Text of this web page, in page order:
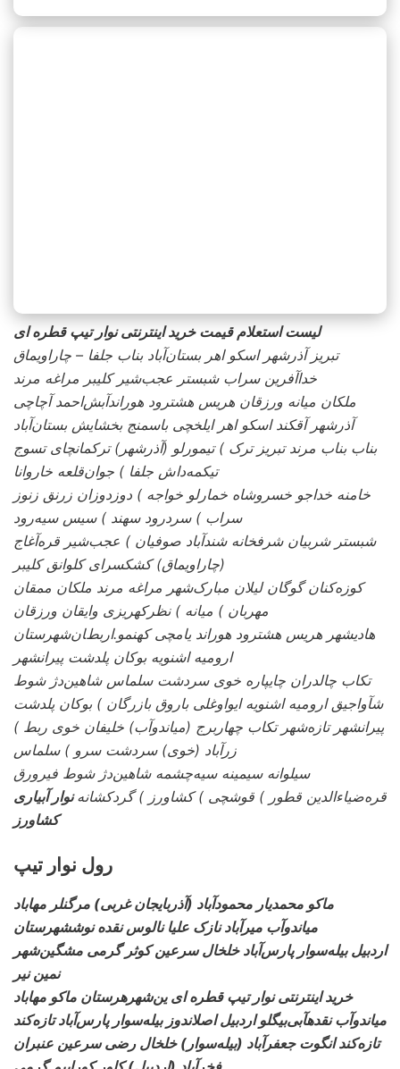
لیست استعلام قیمتخرید اینترنتی نوار تیپ قطره ای
تبریز آذرشهر اسکو اهر بستان‌آباد بناب جلفا – چاراویماق
ملکان میانه ورزقان هریس هشترود هوراندآبش‌احمد آچاچی
آذرشهر آقکند اسکو اهر ایلخچی باسمنج بخشایش بستان‌آباد
بناب بناب مرند تبریز ترک ) تیمورلو (آذرشهر) ترکمانچای تسوج
تیکمه‌داش جلفا ) جوان‌قلعه خاروانا
خامنه خداجو خسروشاه خمارلو خواجه ) دوزدوزان زرنق زنوز
سراب ) سردرود سهند ) سیس سیه‌رود
شبستر شربیان شرفخانه شندآباد صوفیان ) عجب‌شیر قره‌آغاج
(چاراویماق) کشکسرای کلوانق کلیبر
کوزه‌کنان گوگان لیلان مبارک‌شهر مراغه مرند ملکان ممقان
مهربان ) میانه ) نظرکهریزی وایقان ورزقان
هادیشهر هریس هشترود هوراند یامچی کهنمو.اﺭﺑﻂﺎﻥشهرستان
ارومیه اشنویه بوکان پلدشت پیرانشهر
تکاب چالدران چایپاره خوی سردشت سلماس شاهین‌دژ شوط
شآواجیق ارومیه اشنویه ایواوغلی باروق بازرگان ) بوکان پلدشت
پیرانشهر تازه‌شهر تکاب چهاربرج (میاندوآب) خلیفان خوی ربط )
زرآباد (خوی) سردشت سرو ) سلماس
سیلوانه سیمینه سیه‌چشمه شاهین‌دژ شوط فیرورق
قره‌ضیاءالدین قطور ) قوشچی ) کشاورز ) گردکشانهنوار آبیاری
کشاورز
رول نوار تیپ
ماکو محمدیار محمودآباد (آذربایجان غربی) مرگنلر مهاباد
میاندوآب میرآباد نازک علیا نالوس نقده نوششهرستان
اردبیل بیله‌سوار پارس‌آباد خلخال سرعین کوثر گرمی مشگین‌شهر
نمین نیر
خرید اینترنتی نوار تیپ قطره ایین‌شهرهرستان ماکو مهاباد
میاندوآب نقدهآبی‌بیگلو اردبیل اصلاندوز بیله‌سوار پارس‌آباد تازه‌کند
تازه‌کند انگوت جعفرآباد (بیله‌سوار) خلخال رضی سرعین عنبران